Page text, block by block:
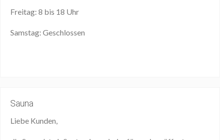
Freitag: 8 bis 18 Uhr
Samstag: Geschlossen
Sauna
Liebe Kunden,